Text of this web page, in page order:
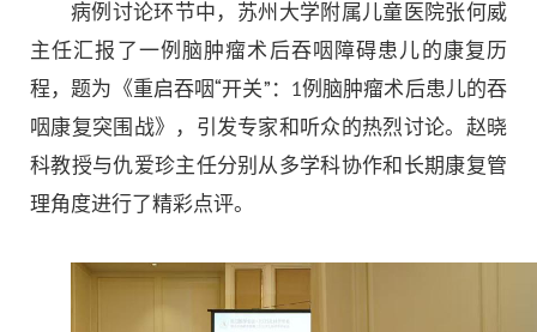
病例讨论环节中，苏州大学附属儿童医院张何威
主任汇报了一例脑肿瘤术后吞咽障碍患儿的康复历
程，题为《重启吞咽“开关”：1例脑肿瘤术后患儿的吞
咽康复突围战》，引发专家和听众的热烈讨论。赵晓
科教授与仇爱珍主任分别从多学科协作和长期康复管
理角度进行了精彩点评。